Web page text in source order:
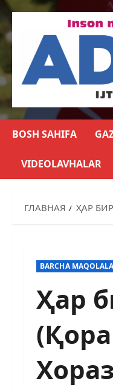
BOSH SAHIFA
VIDEOLAVHALAR
ГЛАВНАЯ ҲАР
BARCHA
Ҳар